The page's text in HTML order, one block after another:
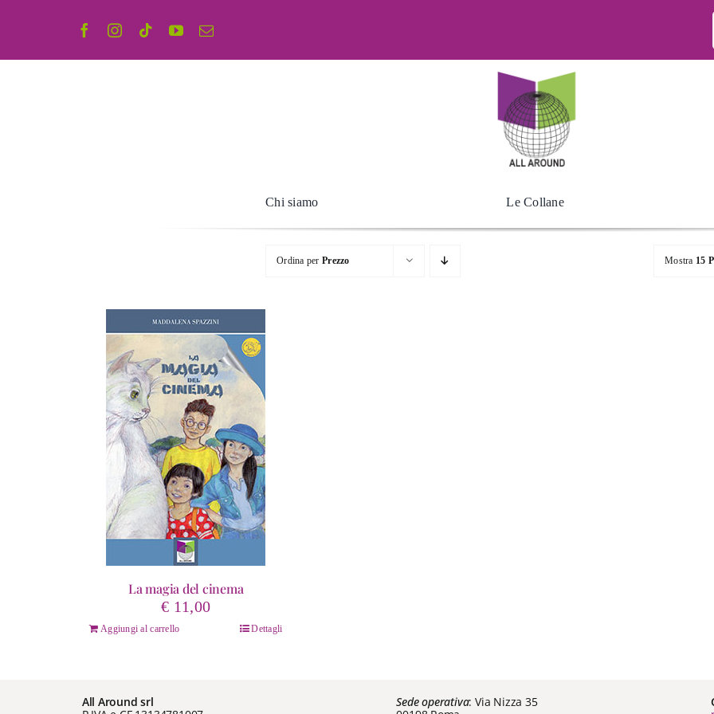
Chi siamo Le Collane
Ordina per Prezzo Mostra 15
La magia del cinema
€ 11,00
Aggiungi al carrello Dettagli
All Around srl
Sede operativa: Via Nizza 35